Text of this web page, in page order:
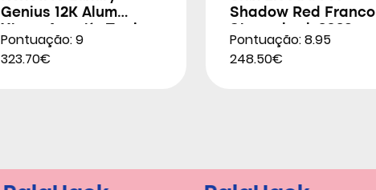
Genius 12K Alum
2026
Pontuação: 9
323.70€
Shadow Red Franco
Pontuação: 8.95
248.50€